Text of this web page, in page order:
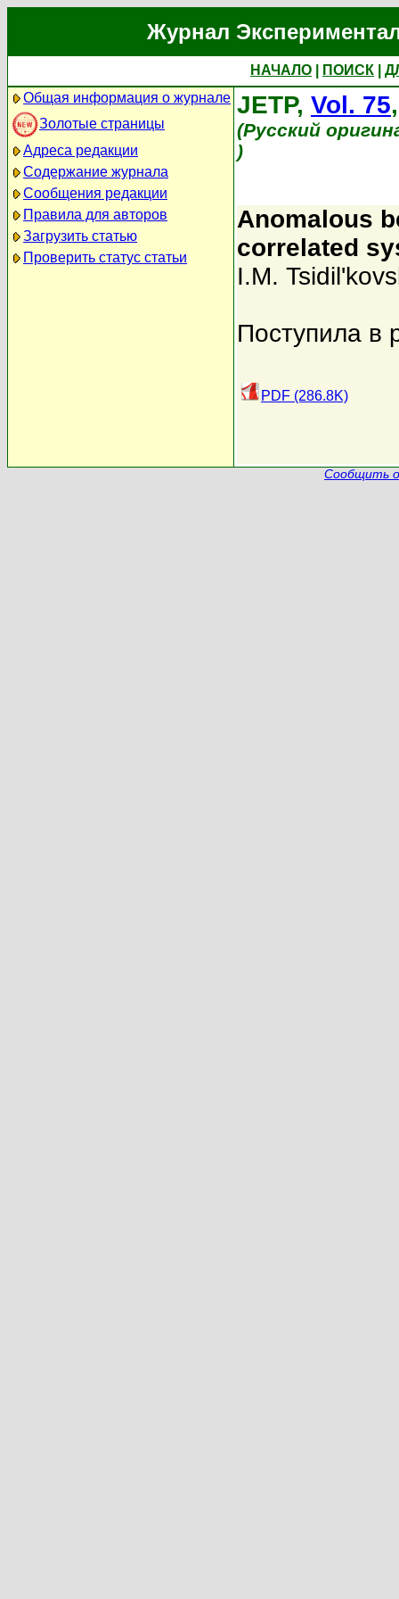
Журнал
НАЧАЛО ПОИСК
Общая информация о журнале
Золотые страницы
Адреса редакции
Содержание журнала
Сообщения редакции
Правила для авторов
Загрузить статью
Проверить статус статьи
JETP, Vol. 75
(Русский
)
Anomalous
correlated
I.M.
Поступила в
PDF (286.8K)
Сообщить о